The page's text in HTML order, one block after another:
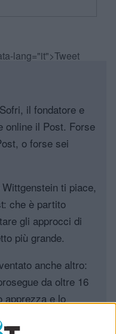
lang="it">Tweet
il fondatore e
online il Post. Forse
o forse sei
ti piace,
che è partito
gli approcci di
più grande.
anche altro:
da oltre 16
apprezza e lo